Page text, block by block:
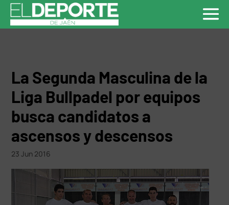
La Segunda Masculina de la
Liga Bullpadel por equipos
busca candidatos a
ascensos y descensos
23 Jun 2016